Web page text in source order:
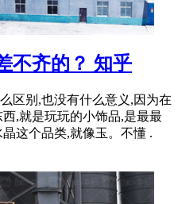
不齐的？ 知乎
区别,也没有什么意义,因为在
,就是玩玩的小饰品,是最最
这个品类,就像玉。不懂 .